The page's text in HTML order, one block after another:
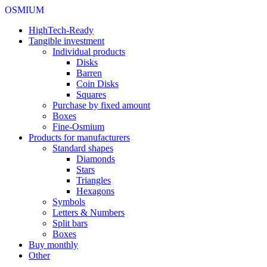
OSMIUM
HighTech-Ready
Tangible investment
Individual products
Disks
Barren
Coin Disks
Squares
Purchase by fixed amount
Boxes
Fine-Osmium
Products for manufacturers
Standard shapes
Diamonds
Stars
Triangles
Hexagons
Symbols
Letters & Numbers
Split bars
Boxes
Buy monthly
Other